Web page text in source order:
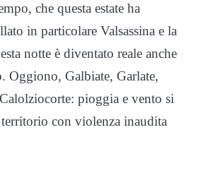
che questa estate ha
in particolare Valsassina e la
notte è diventato reale anche
Oggiono, Galbiate, Garlate,
pioggia e vento si
con violenza inaudita